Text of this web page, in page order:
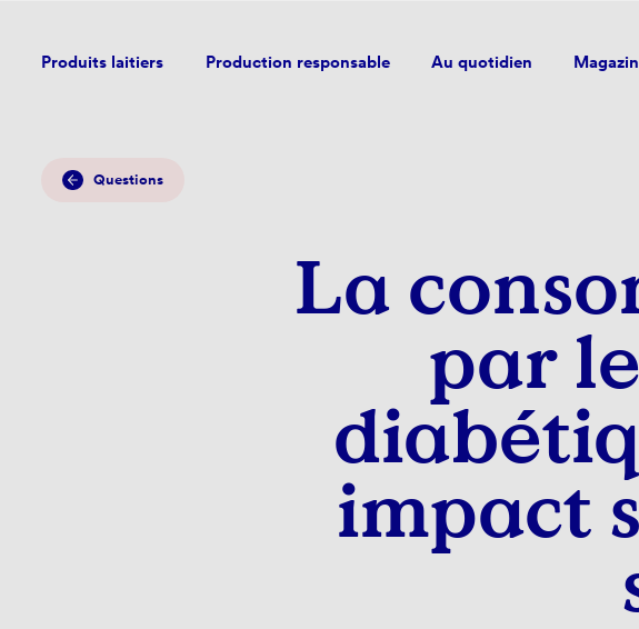
Produits laitiers Production responsable Au quotidien
Questions
La
par
impact